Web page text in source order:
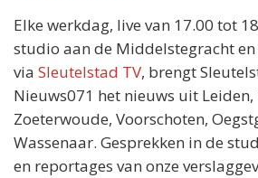
Elke werkdag, live van 17.00 tot
studio aan de Middelstegracht en
via Sleutelstad TV, brengt
Nieuws071 het nieuws uit
Zoeterwoude, Voorschoten,
Wassenaar. Gesprekken in de
en reportages van onze